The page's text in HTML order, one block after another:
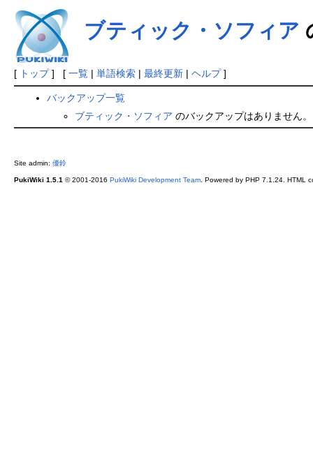
ブティック・ソフィア
[ トップ] [ 一覧| 単語検索| 最終更新| ヘルプ]
バックアップ一覧
ブティック・ソフィア のバックアップはありません。
Site admin: 優鈴
PukiWiki 1.5.1 © 2001-2016 PukiWiki Development Team. Powered by PHP 7.1.24. HTML